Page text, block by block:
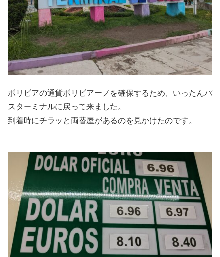
ボリビアの通貨ボリビアーノを確保するため、いったんパ
スターミナルに戻って来ました。
到着時にチラッと両替屋があるのを見かけたのです。